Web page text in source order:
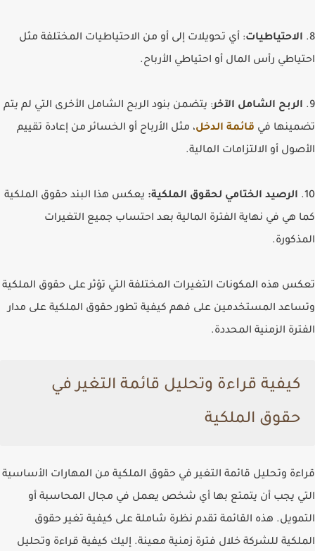
8. الاحتياطيات: أي تحويلات إلى أو من الاحتياطيات المختلفة مثل
احتياطي رأس المال أو احتياطي الأرباح.
9. الربح الشامل الآخر: يتضمن بنود الربح الشامل الأخرى التي لم يتم
تضمينها في قائمة الدخل، مثل الأرباح أو الخسائر من إعادة تقييم
الأصول أو الالتزامات المالية.
10. الرصيد الختامي لحقوق الملكية: يعكس هذا البند حقوق الملكية
كما هي في نهاية الفترة المالية بعد احتساب جميع التغيرات
المذكورة.
تعكس هذه المكونات التغيرات المختلفة التي تؤثر على حقوق الملكية
وتساعد المستخدمين على فهم كيفية تطور حقوق الملكية على مدار
الفترة الزمنية المحددة.
كيفية قراءة وتحليل قائمة التغير في
حقوق الملكية
قراءة وتحليل قائمة التغير في حقوق الملكية من المهارات الأساسية
التي يجب أن يتمتع بها أي شخص يعمل في مجال المحاسبة أو
التمويل. هذه القائمة تقدم نظرة شاملة على كيفية تغير حقوق
الملكية للشركة خلال فترة زمنية معينة. إليك كيفية قراءة وتحليل